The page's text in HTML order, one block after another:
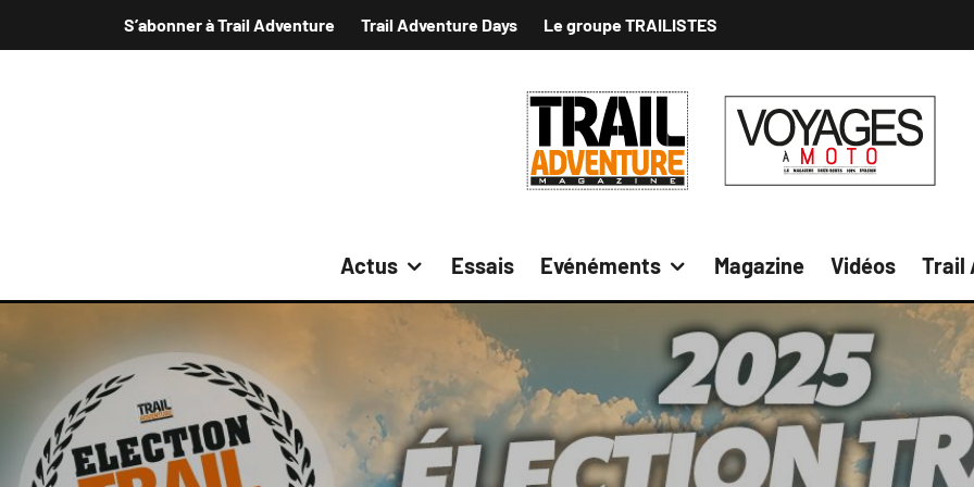
S’abonner à Trail Adventure Trail Adventure Days Le groupe TRAILISTES
Actus Essais Evénéments Magazine Vidéos Trail